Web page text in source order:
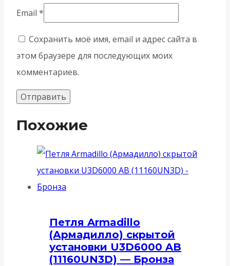
Email *
Сохранить моё имя, email и адрес сайта в
этом браузере для последующих моих
комментариев.
Похожие
Петля Armadillo
(Армадилло) скрытой
установки U3D6000 AB
(11160UN3D) — Бронза